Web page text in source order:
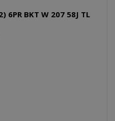
6PR BKT W 207 58J TL